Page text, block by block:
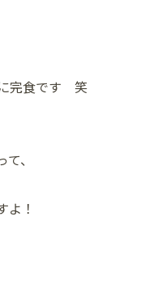
完食です 笑
、
よ！